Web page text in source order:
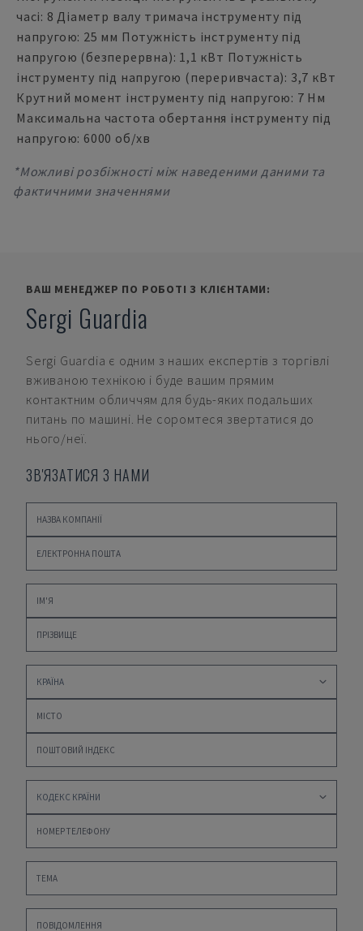
часі: 8 Діаметр валу тримача інструменту під
напругою: 25 мм Потужність інструменту під
напругою (безперервна): 1,1 кВт Потужність
інструменту під напругою (переривчаста): 3,7 кВт
Крутний момент інструменту під напругою: 7 Нм
Максимальна частота обертання інструменту під
напругою: 6000 об/хв
*Можливі розбіжності між наведеними даними та
фактичними значеннями
ВАШ МЕНЕДЖЕР ПО РОБОТІ З КЛІЄНТАМИ:
Sergi Guardia
Sergi Guardia є одним з наших експертів з торгівлі
вживаною технікою і буде вашим прямим
контактним обличчям для будь-яких подальших
питань по машині. Не соромтеся звертатися до
нього/неї.
ЗВ'ЯЗАТИСЯ З НАМИ